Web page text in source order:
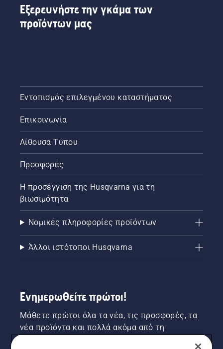
Εξερευνήστε την γκάμα των
προϊόντων μας
Εντοπισμός επιλεγμένου καταστήματος
Επικοινωνία
Αίθουσα Τύπου
Προσφορές
Η προσέγγιση της Husqvarna για τη
βιωσιμότητα
Νομικές πληροφορίες προϊόντων
Άλλοι ιστότοποι Husqvarna
Ενημερωθείτε πρώτοι!
Μάθετε πρώτοι όλα τα νέα, τις προσφορές, τα
νέα προϊόντα και πολλά ακόμα από τη